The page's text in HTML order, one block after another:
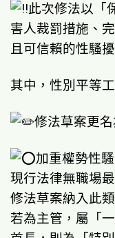
此次修法以「
害人裁罰措施、
且可信賴的性騷
其中，性別平等
修法草案更
加重權勢性
現行法律無職場
修法草案納入此
若為主管，屬「